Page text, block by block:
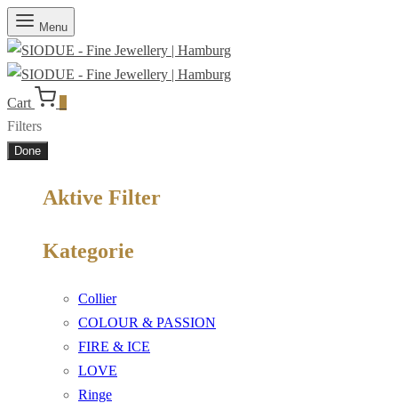
Menu
Cart
Filters
Done
Aktive Filter
Kategorie
Collier
COLOUR & PASSION
FIRE & ICE
LOVE
Ringe